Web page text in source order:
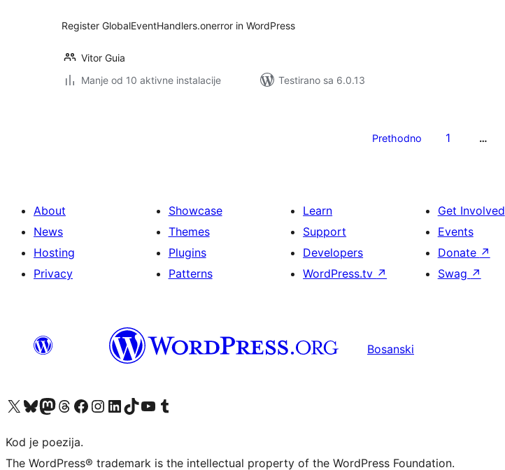
Register GlobalEventHandlers.onerror in WordPress
Vitor Guia
Manje od 10 aktivne instalacije
Testirano sa 6.0.13
Prethodno 1 …
About
News
Hosting
Privacy
Showcase
Themes
Plugins
Patterns
Learn
Support
Developers
WordPress.tv ↗
Get Involved
Events
Donate ↗
Swag ↗
Bosanski
Visit our X (formerly Twitter) account
Visit our Bluesky account
Visit our Mastodon account
Visit our Threads account
Visit our Facebook page
Visit our Instagram account
Visit our LinkedIn account
Visit our TikTok account
Visit our YouTube channel
Visit our Tumblr account
Kod je poezija.
The WordPress® trademark is the intellectual property of the WordPress Foundation.